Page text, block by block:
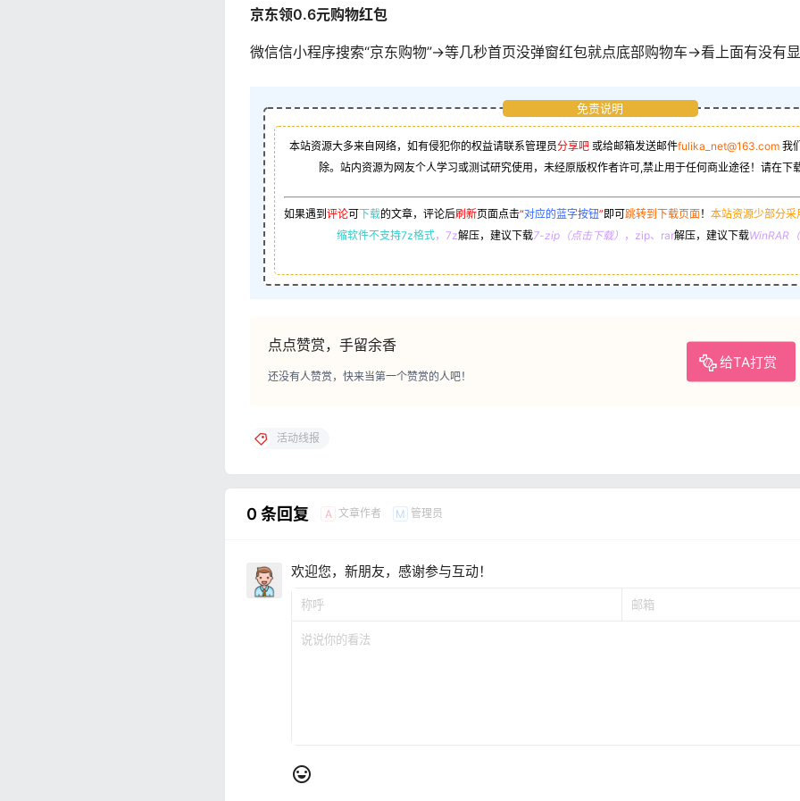
京东领0.6元购物红包
微信信小程序搜索“京东购物”->等几秒首页没弹窗红包就点底部购物车->看上面有没有
免责说明
本站资源大多来自网络，如有侵犯你的权益请联系管理员分享吧 或给邮箱发送邮件fulika_net@163.com 我
除。站内资源为网友个人学习或测试研究使用，未经原版权作者许可,禁止用于任何商业途径！请在下
如果遇到 评论可下载的文章，评论后刷新页面点击“对应的蓝字按钮”即可跳转到下载页面！ 本站资源少部分采
缩软件不支持7z格式，7z解压，建议下载7-zip（点击下载） ，zip、rar解压，建议下载WinRAR
点点赞赏，手留余香
给TA打赏
还没有人赞赏，快来当第一个赞赏的人吧！
活动线报
0 条回复 A 文章作者 M 管理员
欢迎您，新朋友，感谢参与互动！